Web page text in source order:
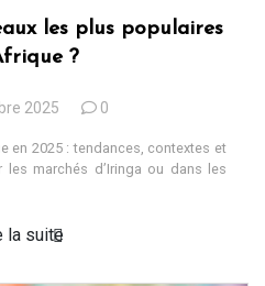
les plus populaires
?
2025 0
en 2025 : tendances, contextes et
marchés d’Iringa ou dans les
la suite